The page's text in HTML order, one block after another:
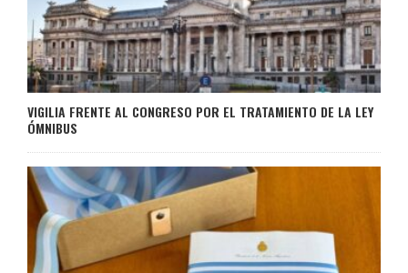
VIGILIA FRENTE AL CONGRESO POR EL TRATAMIENTO DE LA LEY
ÓMNIBUS